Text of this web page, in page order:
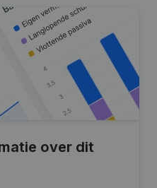
over dit